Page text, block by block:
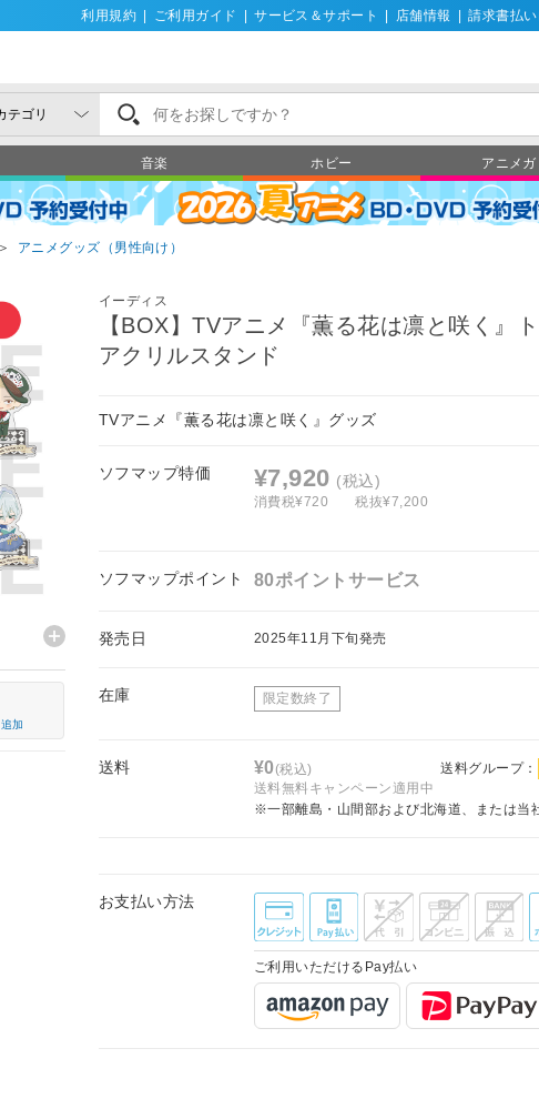
利用規約 ご利用ガイド サービス＆サポート 店舗情報 請求書払い
音楽 ホビー アニメガ
＞
アニメグッズ（男性向け）
イーディス
【BOX】TVアニメ『薫る花は凛と咲く』
アクリルスタンド
TVアニメ『薫る花は凛と咲く』グッズ
ソフマップ特価 ¥7,920 (税込)
消費税¥720 税抜¥7,200
ソフマップポイント 80ポイントサービス
発売日 2025年11月下旬発売
在庫 限定数終了
送料 ¥0(税込) 送料グループ：
送料無料キャンペーン適用中
※一部離島・山間部および北海道、または当
お支払い方法
ご利用いただけるPay払い
加